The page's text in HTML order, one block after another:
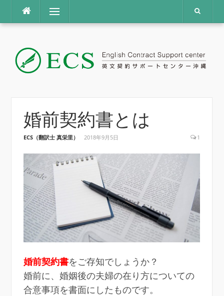
テ
メニュー
婚前契約書とは
ECS（翻訳士 真栄里） 2018年9月5日 1
婚前契約書をご存知でしょうか？
婚前に、婚姻後の夫婦の在り方についての
合意事項を書面にしたものです。